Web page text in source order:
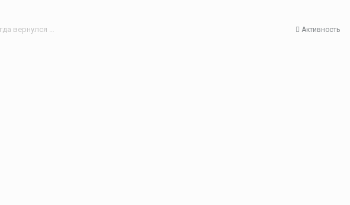
Активность
Неожиданного пассажира нашел в своем багаже нижегородец,когда вернулся из Вьетнама.